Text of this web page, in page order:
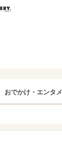
おでかけ・エンタメ